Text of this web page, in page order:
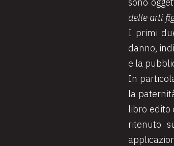
delle arti
I primi
danno,
e la
In
la
libro edito
ritenuto